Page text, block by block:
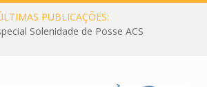
PUBLICAÇÕES:
Solenidade de Posse ACS